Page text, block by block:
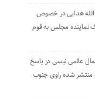
الله هدایی در خصوص
نماینده مجلس به قوم
عالمی نیسی در پاسخ
شده راوی جنوب